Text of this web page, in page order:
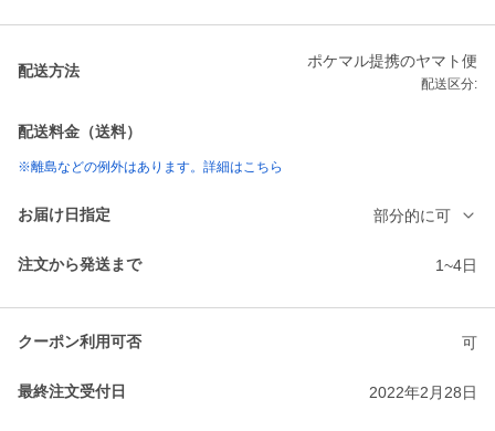
配送方法
ポケマル提携のヤマト便
配送区分:
配送料金（送料）
※離島などの例外はあります。詳細はこちら
お届け日指定 部分的に可
注文から発送まで 1~4日
クーポン利用可否 可
最終注文受付日 2022年2月28日